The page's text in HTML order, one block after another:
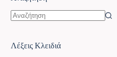
Λέξεις Κλειδιά